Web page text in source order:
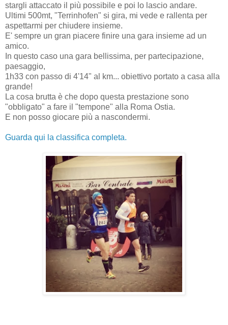
stargli attaccato il più possibile e poi lo lascio andare.
Ultimi 500mt, "Terrinhofen" si gira, mi vede e rallenta per
aspettarmi per chiudere insieme.
E' sempre un gran piacere finire una gara insieme ad un
amico.
In questo caso una gara bellissima, per partecipazione,
paesaggio,
1h33 con passo di 4'14" al km... obiettivo portato a casa alla
grande!
La cosa brutta è che dopo questa prestazione sono
"obbligato" a fare il "tempone" alla Roma Ostia.
E non posso giocare più a nascondermi.
Guarda qui la classifica completa.